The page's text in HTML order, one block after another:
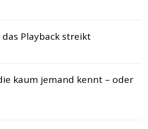
Playback streikt
kaum jemand kennt – oder